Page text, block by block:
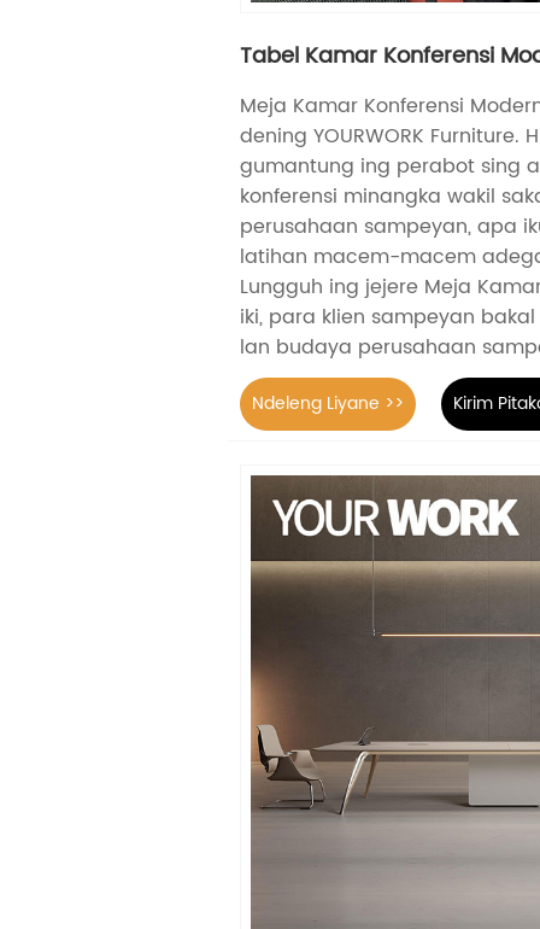
Tabel Kamar Konferensi
Meja Kamar Konferensi
dening YOURWORK Furniture.
gumantung ing perabot sing
konferensi minangka wakil
perusahaan sampeyan, apa
latihan macem-macem
Lungguh ing jejere Meja
iki, para klien sampeyan
lan budaya perusahaan
Ndeleng Liyane >> Kirim